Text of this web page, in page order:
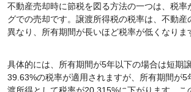
不動産売却時に節税を図る方法の一つは、税率
グでの売却です。譲渡所得税の税率は、不動産
異なり、所有期間が長いほど税率が低くなりま
具体的には、所有期間が5年以下の場合は短期
39.63%の税率が適用されますが、所有期間が5